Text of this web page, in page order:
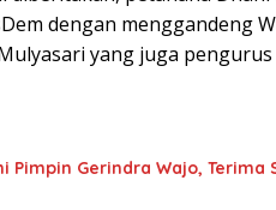
dengan menggandeng
yang juga pengurus
Pimpin Gerindra Wajo, Terima